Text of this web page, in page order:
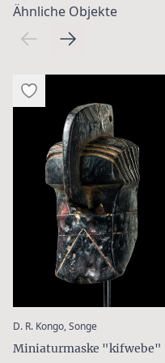
Ähnliche Objekte
D. R. Kongo, Songe:
Miniaturmaske "kifwebe"